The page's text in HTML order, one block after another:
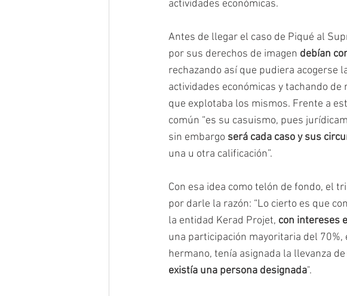
actividades económicas.
Antes de llegar el caso de Piqué al
por sus derechos de imagen debían
rechazando así que pudiera acogerse
actividades económicas y tachando
que explotaba los mismos. Frente a
común “es su casuismo, pues
sin embargo será cada caso y sus
una u otra calificación”.
Con esa idea como telón de fondo, el
por darle la razón: “Lo cierto es que
la entidad Kerad Projet, con intereses
una participación mayoritaria del
hermano, tenía asignada la llevanza
existía una persona designada".